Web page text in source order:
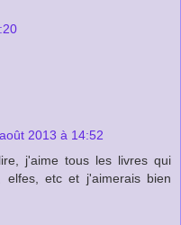
2013 à 14:52
j'aime tous les livres qui
elfes, etc et j'aimerais bien